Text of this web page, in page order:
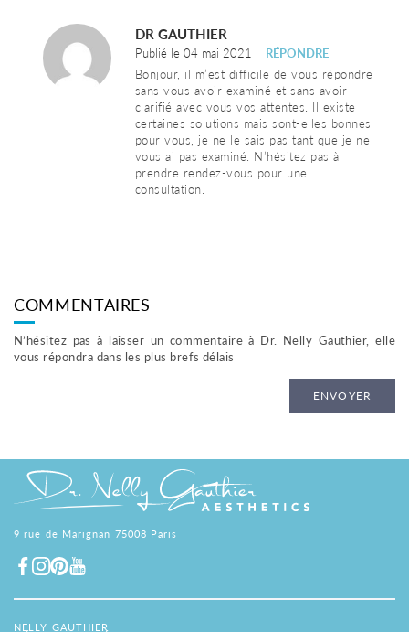
DR GAUTHIER
Publié le 04 mai 2021
RÉPONDRE
Bonjour, il m’est difficile de vous répondre
sans vous avoir examiné et sans avoir
clarifié avec vous vos attentes. Il existe
certaines solutions mais sont-elles bonnes
pour vous, je ne le sais pas tant que je ne
vous ai pas examiné. N’hésitez pas à
prendre rendez-vous pour une
consultation.
COMMENTAIRES
N’hésitez pas à laisser un commentaire à Dr. Nelly Gauthier, elle
vous répondra dans les plus brefs délais
ENVOYER
9 rue de Marignan 75008 Paris
NELLY GAUTHIER